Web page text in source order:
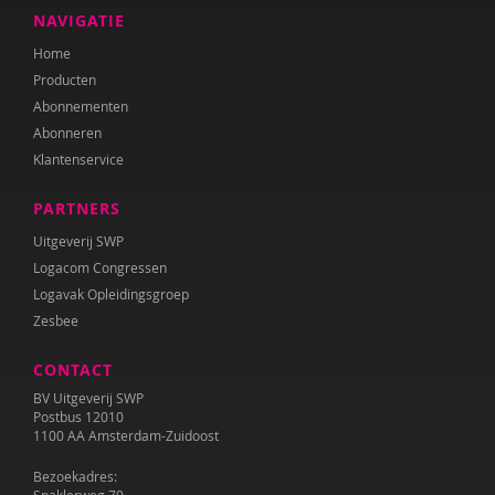
Manon de Vos
Nienke Vrolijk
Marieke van der Zanden
NAVIGATIE
Home
Producten
Abonnementen
Abonneren
Klantenservice
PARTNERS
Uitgeverij SWP
Logacom Congressen
Logavak Opleidingsgroep
Zesbee
CONTACT
BV Uitgeverij SWP
Postbus 12010
1100 AA Amsterdam-Zuidoost
Bezoekadres: